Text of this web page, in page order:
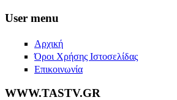
Skip to main content
User menu
Αρχική
Όροι Χρήσης Ιστοσελίδας
Επικοινωνία
WWW.TASTV.GR